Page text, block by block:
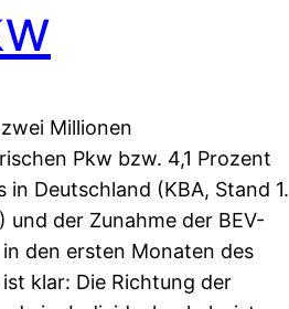
Millionen
Pkw bzw. 4,1 Prozent
in Deutschland (KBA, Stand 1.
und der Zunahme der BEV-
in den ersten Monaten des
klar: Die Richtung der